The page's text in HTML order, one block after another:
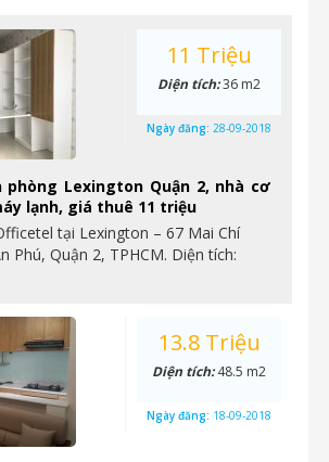
phòng Lexington Quận 2, nhà cơ
lạnh, giá thuê 11 triệu
tại Lexington – 67 Mai Chí
Phú, Quận 2, TPHCM. Diện tích:
11 Triệu
Diện tích:36 m2
Ngày đăng: 28-09-2018
13.8 Triệu
Diện tích:48.5 m2
Ngày đăng: 18-09-2018